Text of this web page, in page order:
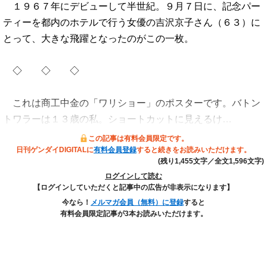
１９６７年にデビューして半世紀。９月７日に、記念パー
ティーを都内のホテルで行う女優の吉沢京子さん（６３）に
とって、大きな飛躍となったのがこの一枚。
◇ ◇ ◇
これは商工中金の「ワリショー」のポスターです。バトン
トワラーは１３歳の私。ショートカットに見えるけ…
この記事は有料会員限定です。
日刊ゲンダイDIGITALに有料会員登録すると続きをお読みいただけます。
(残り1,455文字／全文1,596文字)
ログインして読む
【ログインしていただくと記事中の広告が非表示になります】
今なら！ メルマガ会員（無料）に登録すると
有料会員限定記事が3本お読みいただけます。